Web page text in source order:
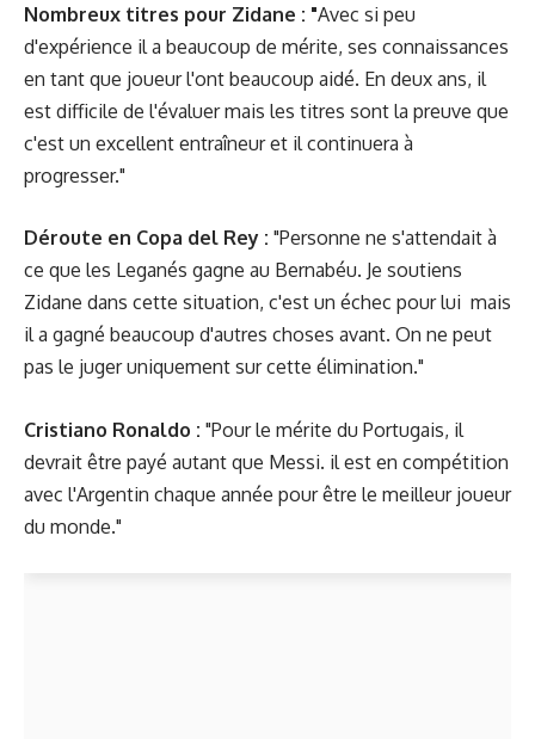
Nombreux titres pour Zidane : "Avec si peu
d'expérience il a beaucoup de mérite, ses connaissances
en tant que joueur l'ont beaucoup aidé. En deux ans, il
est difficile de l'évaluer mais les titres sont la preuve que
c'est un excellent entraîneur et il continuera à
progresser."
Déroute en Copa del Rey : "Personne ne s'attendait à
ce que les Leganés gagne au Bernabéu. Je soutiens
Zidane dans cette situation, c'est un échec pour lui mais
il a gagné beaucoup d'autres choses avant. On ne peut
pas le juger uniquement sur cette élimination."
Cristiano Ronaldo : "Pour le mérite du Portugais, il
devrait être payé autant que Messi. il est en compétition
avec l'Argentin chaque année pour être le meilleur joueur
du monde."